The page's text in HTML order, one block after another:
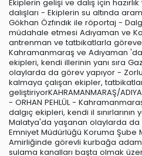
Ekiplerin gelişi ve dalış için
dalışları - Ekiplerin su altında
Gökhan Özfındık ile röportaj -
müdahale etmesi Adıyaman ve
antrenman ve tatbikatlarla
Kahramanmaraş ve Adıyaman
ekipleri, kendi illerinin yanı sıra
olaylarda da görev yapıyor -
kalmaya çalışan ekipler,
geliştiriyorKAHRAMANMARAŞ/
- ORHAN PEHLÜL -
dalgıç ekipleri, kendi il sınırlarının
Malatya'da yaşanan olaylarda da
Emniyet Müdürlüğü Koruma Şube
Amirliğinde görevli kurbağa
sulama kanalları başta olmak